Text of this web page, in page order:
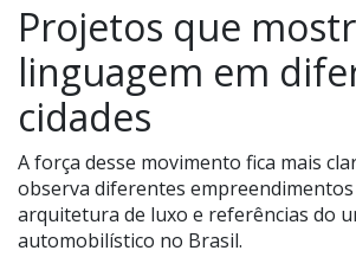
Projetos que
linguagem em
cidades
A força desse movimento fica mais
observa diferentes
arquitetura de luxo e referências do
automobilístico no Brasil.